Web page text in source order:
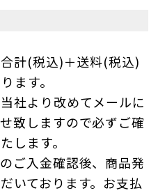
計(税込)＋送料(税込)
ます。
社より改めてメールに
致しますので必ずご確
します。
ご入金確認後、商品発
いております。お支払